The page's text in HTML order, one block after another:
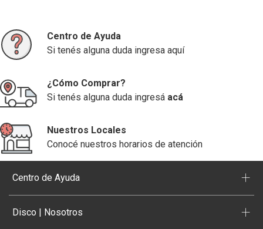
Centro de Ayuda
Si tenés alguna duda ingresa aquí
¿Cómo Comprar?
Si tenés alguna duda ingresá acá
Nuestros Locales
Conocé nuestros horarios de atención
Centro de Ayuda +
Disco | Nosotros +